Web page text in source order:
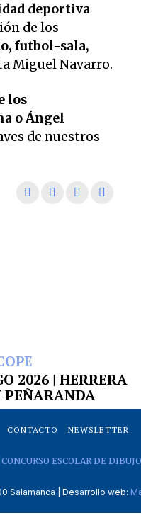
deportiva
de los
futbol-sala,
Miguel Navarro.
los
o Ángel
de nuestros
2026 | HERRERA
PEÑARANDA
CONTACTO NEWSLETTER
CONCURSO ESCOLAR DE
Salamanca | Desarrollo web: